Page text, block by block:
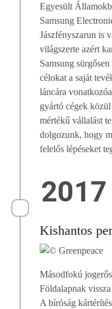
Egyesült
Samsung
Jászfényszarun is
világszerte azért
Samsung
célokat a saját
láncára
gyártó cégek
mértékű vállalást
dolgozunk, hogy
felelős lépéseket
2017
Kishantos
Másodfokú
Földalapnak
A bíróság